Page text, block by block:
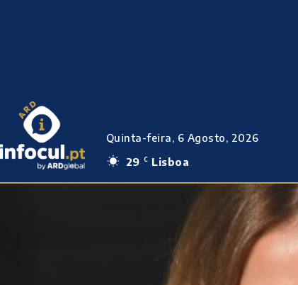
Quinta-feira, 6 Agosto, 2026
29 C Lisboa